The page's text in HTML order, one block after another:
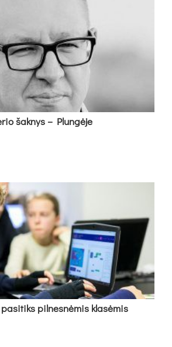
šak­nys – Plun­gė­je
pa­si­tiks pil­nes­nė­mis kla­sė­mis